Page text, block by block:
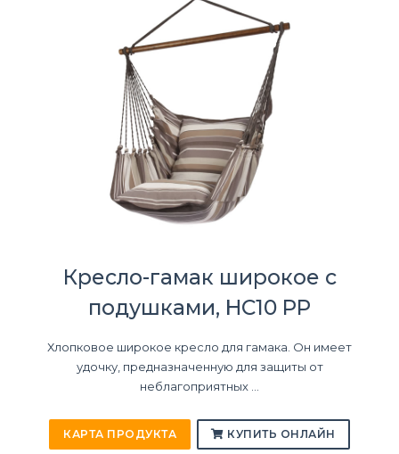
Кресло-гамак широкое с
подушками, HC10 PP
Хлопковое широкое кресло для гамака. Он имеет
удочку, предназначенную для защиты от
неблагоприятных ...
КАРТА ПРОДУКТА КУПИТЬ ОНЛАЙН